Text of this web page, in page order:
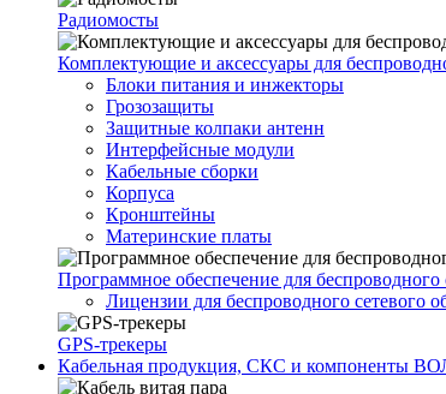
Радиомосты
Комплектующие и аксессуары для
Блоки питания и инжекторы
Грозозащиты
Защитные колпаки антенн
Интерфейсные модули
Кабельные сборки
Корпуса
Кронштейны
Материнские платы
Программное обеспечение для беспроводного
Лицензии для беспроводного сетевого
GPS-трекеры
Кабельная продукция, СКС и компоненты